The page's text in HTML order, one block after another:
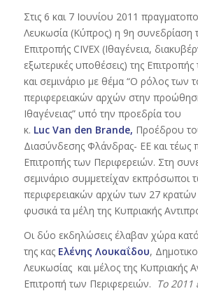
Στις 6 και 7 Ιουνίου 2011
Λευκωσία (Κύπρος) η 9η συνεδρίαση
Επιτροπής CIVEX (Ιθαγένεια,
εξωτερικές υποθέσεις) της
και σεμινάριο με θέμα “Ο ρόλος των
περιφερειακών αρχών στην
Ιθαγένειας” υπό την προεδρία του
κ. Luc Van den Brande, Προέδρου
Διασύνδεσης Φλάνδρας- ΕΕ και τέως
Επιτροπής των Περιφερειών. Στη
σεμινάριο συμμετείχαν εκπρόσωποι
περιφερειακών αρχών των 27 κρατών
φυσικά τα μέλη της Κυπριακής
Οι δύο εκδηλώσεις έλαβαν χώρα
της κας Ελένης Λουκαΐδου,
Λευκωσίας και μέλος της Κυπριακής
Επιτροπή των Περιφερειών. Το 2011